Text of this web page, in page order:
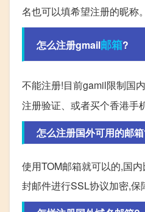
名也可以填希望注册的昵称。
怎么注册gmail邮箱?
不能注册!目前gamil限制国
注册验证、或者买个香港手机
怎么注册国外可用的邮
使用TOM邮箱就可以的,国
封邮件进行SSL协议加密,保